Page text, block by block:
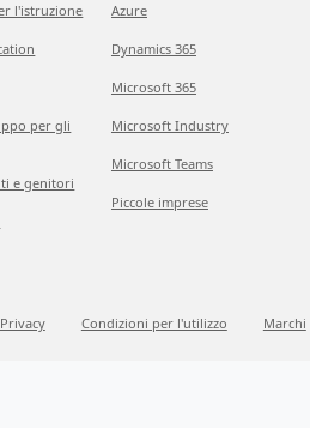
l'istruzione
per gli
e genitori
Azure
Dynamics 365
Microsoft 365
Microsoft Industry
Microsoft Teams
Piccole imprese
Privacy Condizioni per l'utilizzo Marchi